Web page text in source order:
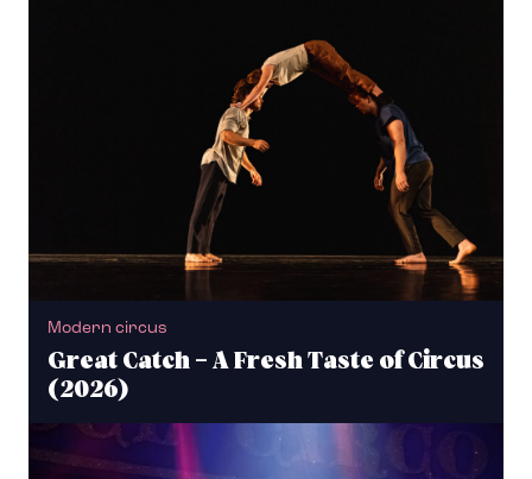
Modern circus
Great Catch – A Fresh Taste of Circus
(2026)